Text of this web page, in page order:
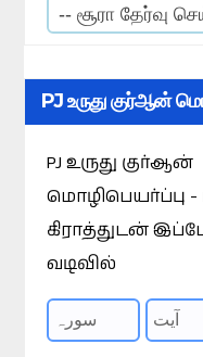
PJ உருது குர்ஆன்
PJ உருது குர்ஆன்
மொழிபெயர்ப்பு -
கிராத்துடன்
வடிவில்